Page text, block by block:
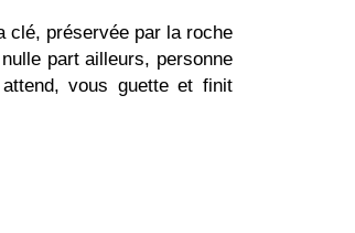
clé, préservée par la roche
part ailleurs, personne
vous guette et finit